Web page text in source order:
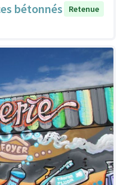
bétonnés
Retenue